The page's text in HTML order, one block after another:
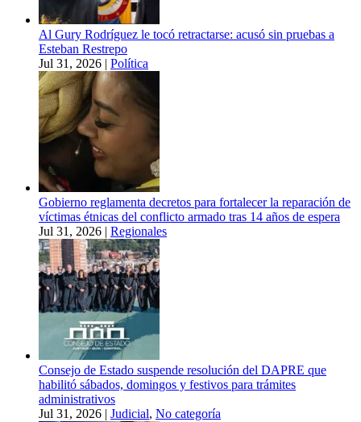
Al Gury Rodríguez le tocó retractarse: acusó sin pruebas a
Esteban Restrepo
Jul 31, 2026 | Política
Gobierno reglamenta decretos para fortalecer la reparación de
víctimas étnicas del conflicto armado tras 14 años de espera
Jul 31, 2026 | Regionales
Consejo de Estado suspende resolución del DAPRE que
habilitó sábados, domingos y festivos para trámites
administrativos
Jul 31, 2026 | Judicial, No categoría